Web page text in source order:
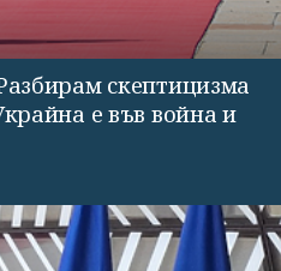
скептицизма
е във война и